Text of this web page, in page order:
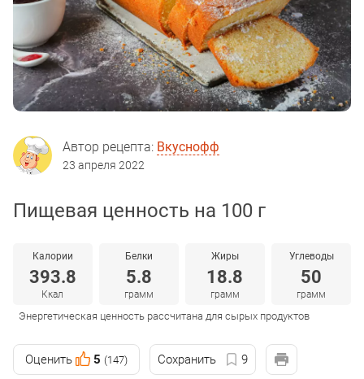
Автор рецепта: Вкуснофф
23 апреля 2022
Пищевая ценность на 100 г
Калории
393.8
Ккал
Белки
5.8
грамм
Жиры
18.8
грамм
Углеводы
50
грамм
Энергетическая ценность рассчитана для сырых продуктов
Оценить 5 (147) Сохранить 9